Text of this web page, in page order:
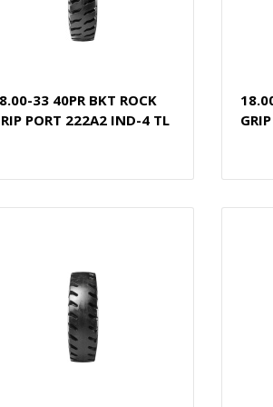
33 40PR BKT ROCK
PORT 222A2 IND-4 TL